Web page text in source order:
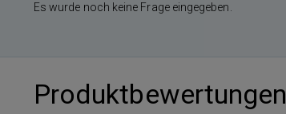
Es wurde noch keine Frage eingegeben.
Produktbewertungen